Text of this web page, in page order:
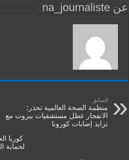
عن na_journaliste
السابق
منظمة الصحة العالمية تحذر:
الانفجار عطل مستشفيات بيروت مع
تزايد إصابات كورونا
كوريا
لحماية